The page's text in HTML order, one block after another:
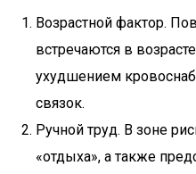
Возрастной фактор.
встречаются в
ухудшением
связок.
Ручной труд. В зоне
«отдыха», а также